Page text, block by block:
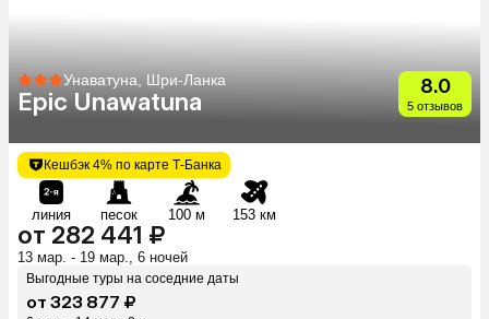
Унаватуна, Шри-Ланка
Epic Unawatuna
8.0
5 отзывов
Кешбэк 4% по карте Т-Банка
линия песок 100 м 153 км
от 282 441 ₽
13 мар. - 19 мар., 6 ночей
Выгодные туры на соседние даты
от 323 877 ₽